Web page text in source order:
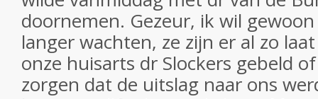
doornemen. Gezeur, ik wil
langer wachten, ze zijn er al zo
onze huisarts dr Slockers gebeld
zorgen dat de uitslag naar ons